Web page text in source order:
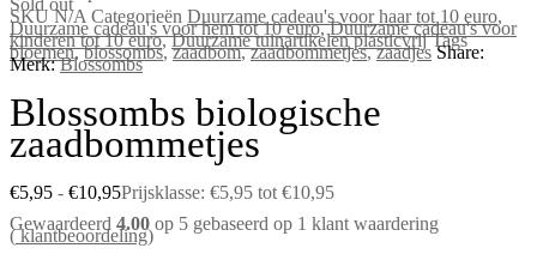
Sold out
SKUN/A Categorieën Duurzame cadeau's voor haar tot 10 euro,
Duurzame cadeau's voor hem tot 10 euro,Duurzame cadeau's voor
kinderen tot 10 euro,Duurzame tuinartikelen plasticvrij Tags
bloemen,blossombs,zaadbom,zaadbommetjes,zaadjes Share:
Merk:Blossombs
Blossombs biologische
zaadbommetjes
€5,95 - €10,95Prijsklasse: €5,95 tot €10,95
Gewaardeerd 4.00 op 5 gebaseerd op 1 klant waardering
(klantbeoordeling)